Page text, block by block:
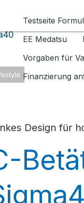
Testseite
EE Medatsu
Vorgaben für
Finanzierung
Design für